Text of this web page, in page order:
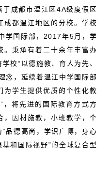
成都市温江区4A级度假区
成都温江地区的分校。学校
学国际部，2017年5月，学
。秉承有着二十余年丰富办
校“以德施教、育人为先、
念，延续着温江中学国际部
为学生提供优质的个性化教
，将先进的国际教育方式方
，因材施教，小班教学，个
品德高尚，学识广博，身心
和国际视野”的全球复合型